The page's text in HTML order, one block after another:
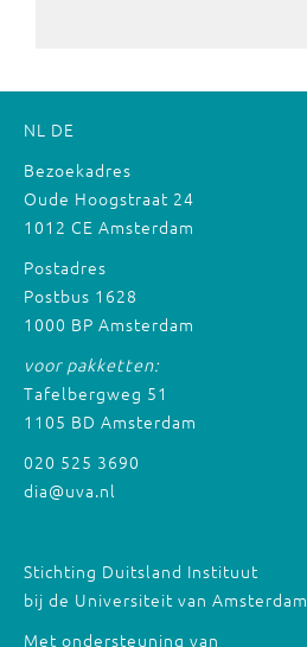
NL DE
Bezoekadres
Oude Hoogstraat 24
1012 CE Amsterdam
Postadres
Postbus 1628
1000 BP Amsterdam
voor pakketten:
Tafelbergweg 51
1105 BD Amsterdam
020 525 3690
dia@uva.nl
Stichting Duitsland Instituut
bij de Universiteit van Amsterdam
Met ondersteuning van